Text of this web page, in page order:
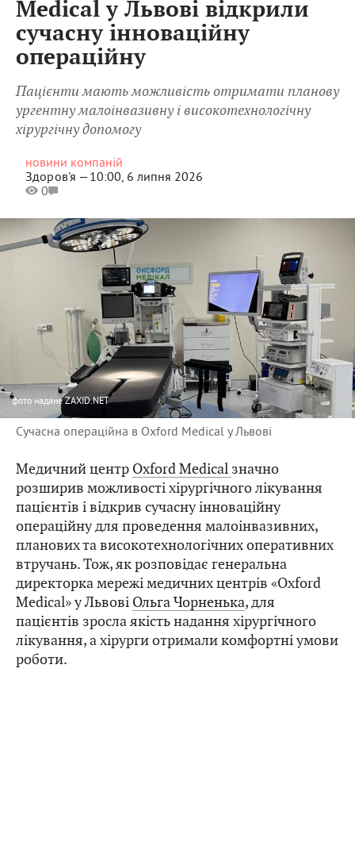
Medical у Львові відкрили
сучасну інноваційну
операційну
Пацієнти мають можливість отримати планову
ургентну малоінвазивну і високотехнологічну
хірургічну допомогу
новини компаній
Здоров'я —10:00, 6 липня 2026
0
фото надане ZAXID.NET
Сучасна операційна в Oxford Medical у Львові
Медичний центр Oxford Medical значно
розширив можливості хірургічного лікування
пацієнтів і відкрив сучасну інноваційну
операційну для проведення малоінвазивних,
планових та високотехнологічних оперативних
втручань. Тож, як розповідає генеральна
директорка мережі медичних центрів «Oxford
Medical» у Львові Ольга Чорненька, для
пацієнтів зросла якість надання хірургічного
лікування, а хірурги отримали комфортні умови
роботи.